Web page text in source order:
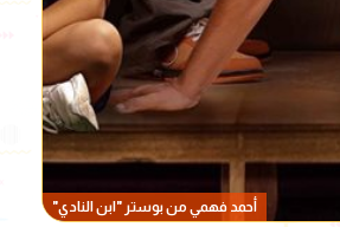
أحمد فهمي من بوستر "ابن النادي"